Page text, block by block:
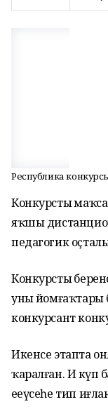
Республика
Конкурстың
яҡшы
педагогик
Конкурстың
уның йомғаҡтары
конкурсант
Икенсе этапта
ҡаралған. Иң
еңеүсеһе тип